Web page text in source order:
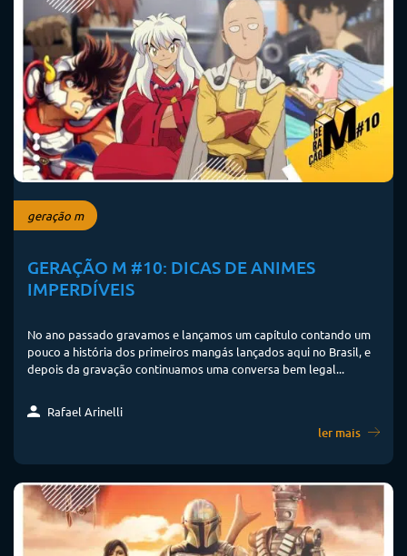
geração m
GERAÇÃO M #10: DICAS DE ANIMES
IMPERDÍVEIS
No ano passado gravamos e lançamos um capítulo contando um
pouco a história dos primeiros mangás lançados aqui no Brasil, e
depois da gravação continuamos uma conversa bem legal...
Rafael Arinelli
ler mais